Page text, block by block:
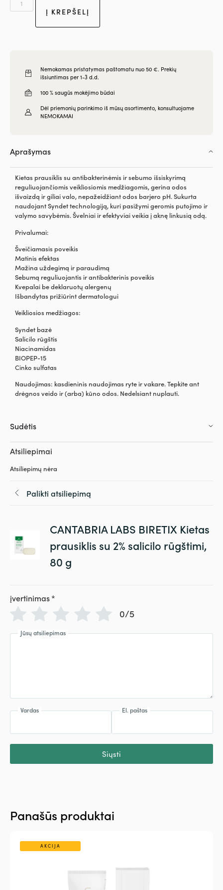
Į KREPŠELĮ
Nemokamas pristatymas paštomatu nuo 50 €. Prekių
išsiuntimas per 1-3 d.d.
100 % saugūs mokėjimo būdai
Dėl priemonių parinkimo iš mūsų asortimento, konsultuojame
NEMOKAMAI
Aprašymas
Kietas prausiklis su antibakterinėmis ir sebumo išsiskyrimą
reguliuojančiomis veikliosiomis medžiagomis, gerina odos
išvaizdą ir giliai valo, nepažeidžiant odos barjero pH. Sukurta
naudojant Syndet technologiją, kuri pasižymi geromis putojimo ir
valymo savybėmis. Švelniai ir efektyviai veikia į aknę linkusią odą.
Privalumai:
Šveičiamasis poveikis
Matinis efektas
Mažina uždegimą ir paraudimą
Sebumą reguliuojantis ir antibakterinis poveikis
Kvepalai be deklaruotų alergenų
Išbandytas prižiūrint dermatologui
Veikliosios medžiagos:
Syndet bazė
Salicilo rūgštis
Niacinamidas
BIOPEP-15
Cinko sulfatas
Naudojimas: kasdieninis naudojimas ryte ir vakare. Tepkite ant
drėgnos veido ir (arba) kūno odos. Nedelsiant nuplauti.
Sudėtis
Atsiliepimai
Atsiliepimų nėra
Palikti atsiliepimą
CANTABRIA LABS BIRETIX Kietas
prausiklis su 2% salicilo rūgštimi,
80 g
įvertinimas*
0/5
Jūsų atsiliepimas
Vardas El. paštas
Siųsti
Panašūs produktai
AKCIJA